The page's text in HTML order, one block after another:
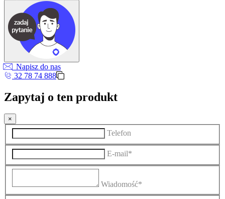
Napisz do nas
32 78 74 888
Zapytaj o ten produkt
×
Telefon
E-mail*
Wiadomość*